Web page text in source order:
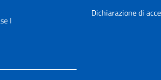
I
Dichiarazione di